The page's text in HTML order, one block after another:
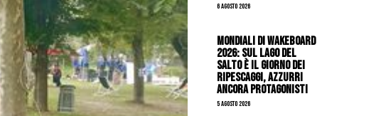
6 Agosto 2026
Mondiali di Wakeboard
2026: sul Lago del
Salto è il giorno dei
ripescaggi, azzurri
ancora protagonisti
5 Agosto 2026